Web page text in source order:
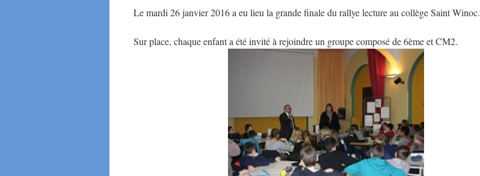
Le mardi 26 janvier 2016 a eu lieu la grande finale du rallye lecture au collège Saint Winoc.
Sur place, chaque enfant a été invité à rejoindre un groupe composé de 6ème et CM2.